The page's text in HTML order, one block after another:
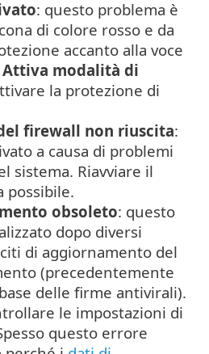
: questo problema è
di colore rosso e da
accanto alla voce
Attiva modalità di
la protezione di
firewall non riuscita:
a causa di problemi
sistema. Riavviare il
possibile.
obsoleto: questo
dopo diversi
di aggiornamento del
(precedentemente
delle firme antivirali).
le impostazioni di
questo errore